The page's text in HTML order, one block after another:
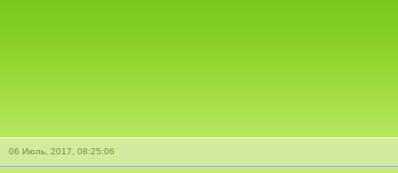
06 Июль, 2017, 08:25:06